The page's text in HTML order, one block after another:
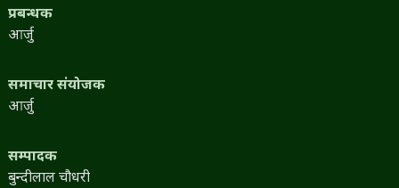
प्रबन्धक
आर्जु
समाचार संयोजक
आर्जु
सम्पादक
बुन्दीलाल चौधरी